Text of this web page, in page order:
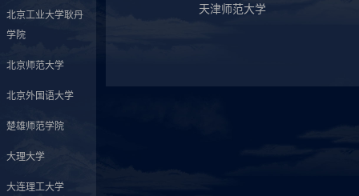
北京工业大学耿丹
学院
北京师范大学
北京外国语大学
楚雄师范学院
大理大学
大连理工大学
天津师范大学